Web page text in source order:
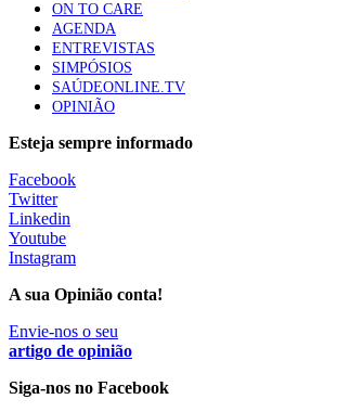
Trodelvy aprovado para primeira
mama triplo negativo metastático
elegíveis para inibidores PD-(L)1
61 visualizações
Entrevista. “A diabetes não é apenas a
31 Mai, 2023
da diabetes mellitus”
31 Mai, 2023|0 Comments
ON TO CARE
AGENDA
ENTREVISTAS
SIMPÓSIOS
SAÚDEONLINE.TV
OPINIÃO
Esteja sempre informado
Facebook
Twitter
Linkedin
Youtube
Instagram
A sua Opinião conta!
Envie-nos o seu
artigo de opinião
Siga-nos no Facebook